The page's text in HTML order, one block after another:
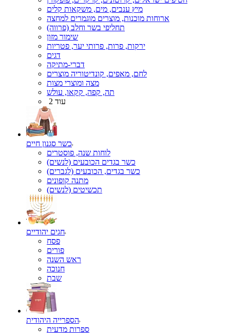
מיץ ענבים, מים, משקאות קלים
ארוחות מוכנות, מוצרים מוגמרים למחצה
תחליפי בשר וחלב (פרווה)
שימור מזון
ירקות, פרות, פרותי יער, פטריות
דגים
דברי-מתיקה
לחם, מאפים, קונדיטוריה מוצרים
מצה ומוצרי מצות
תה, קפה, קקאו, עולש
עוד 2
כשר סגנון חיים
לוחות שנה, פוסטרים
כשר בגדים הכובעים (לנשים)
כשר בגדים, הכובעים (לגברים)
מתנה קופונים
תכשיטים (לנשים)
חגים יהודיים
פסח
פורים
ראש השנה
חנוכה
שבת
הספרייה היהודית
ספרות מדעית